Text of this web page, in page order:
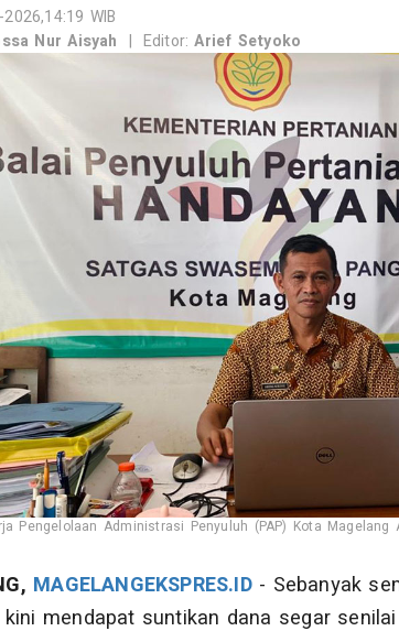
WIB
Nur Aisyah | Editor:Arief Setyoko
Pengelolaan Administrasi Penyuluh (PAP) Kota Magelang
MAGELANGEKSPRES.ID- Sebanyak
mendapat suntikan dana segar